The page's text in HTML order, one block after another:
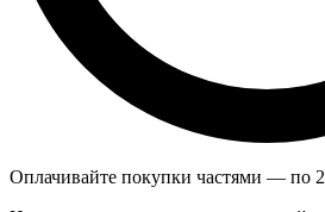
Оплачивайте покупки частями — по